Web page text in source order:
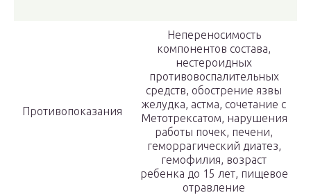
Противопоказания
Непереносимость
компонентов состава,
нестероидных
противовоспалительных
средств, обострение язвы
желудка, астма, сочетание с
Метотрексатом, нарушения
работы почек, печени,
геморрагический диатез,
гемофилия, возраст
ребенка до 15 лет, пищевое
отравление